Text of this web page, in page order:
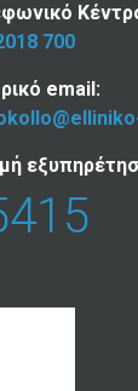
700
email: